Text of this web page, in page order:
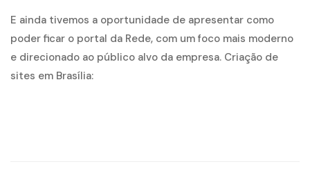
E ainda tivemos a oportunidade de apresentar como
poder ficar o portal da Rede, com um foco mais moderno
e direcionado ao público alvo da empresa. Criação de
sites em Brasília: